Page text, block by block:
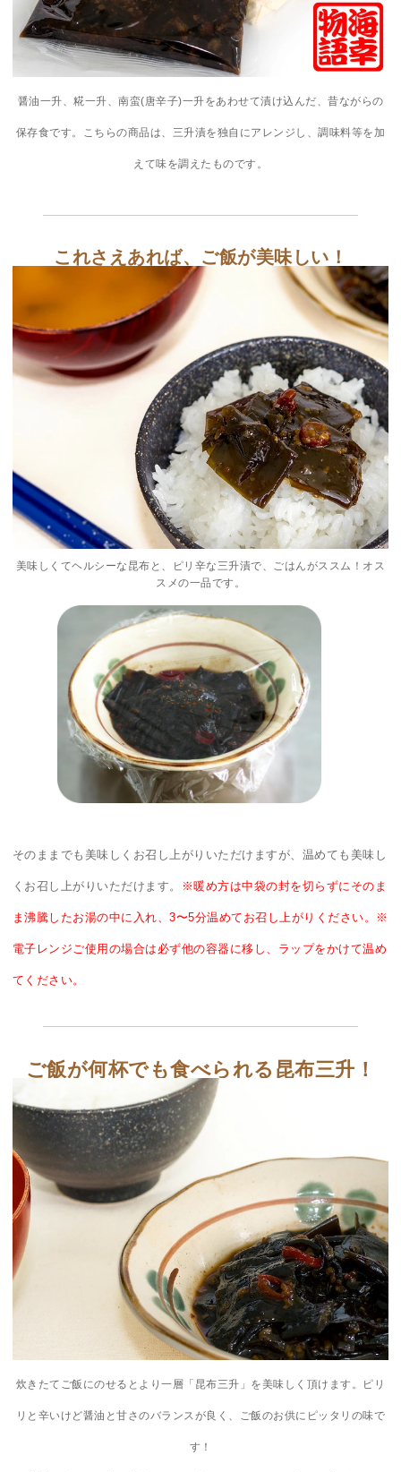
醤油一升、糀一升、南蛮(唐辛子)一升をあわせて漬け込んだ、昔ながらの
保存食です。こちらの商品は、三升漬を独自にアレンジし、調味料等を加
えて味を調えたものです。
これさえあれば、ご飯が美味しい！
美味しくてヘルシーな昆布と、ピリ辛な三升漬で、ごはんがススム！オス
スメの一品です。
そのままでも美味しくお召し上がりいただけますが、温めても美味し
くお召し上がりいただけます。 ※暖め方は中袋の封を切らずにそのま
ま沸騰したお湯の中に入れ、3〜5分温めてお召し上がりください。※
電子レンジご使用の場合は必ず他の容器に移し、ラップをかけて温め
てください。
ご飯が何杯でも食べられる昆布三升！
炊きたてご飯にのせるとより一層「昆布三升」を美味しく頂けます。ピリ
リと辛いけど醤油と甘さのバランスが良く、ご飯のお供にピッタリの味で
す！